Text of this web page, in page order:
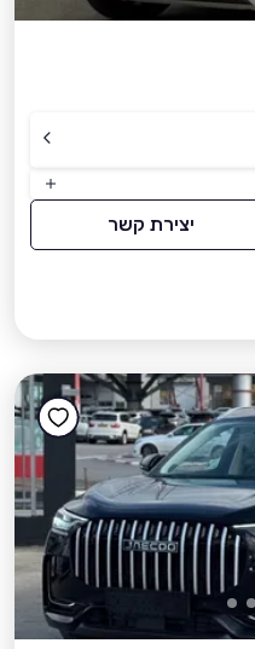
יצירת קשר